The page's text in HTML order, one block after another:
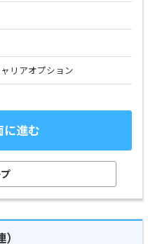
リアオプション
に進む